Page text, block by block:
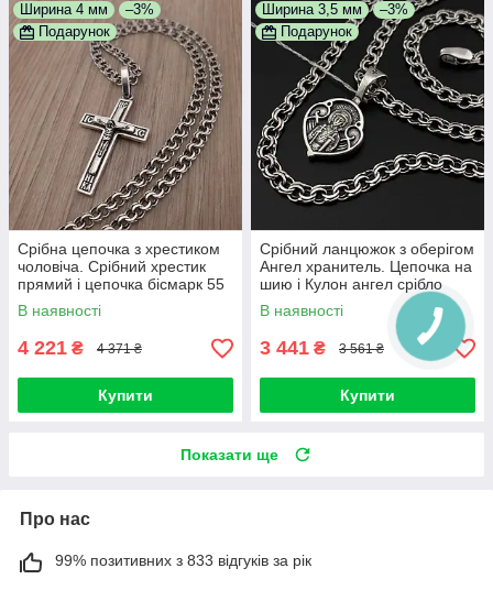
Ширина 4 мм
–3%
Подарунок
Срібна цепочка з хрестиком
чоловіча. Срібний хрестик
прямий і цепочка бісмарк 55
см
В наявності
4 221 ₴ 4 371 ₴
Купити
Ширина 3,5 мм
–3%
Подарунок
Срібний ланцюжок з оберігом
Ангел хранитель. Цепочка на
шию і Кулон ангел срібло
В наявності
3 441 ₴ 3 561 ₴
Купити
Показати ще
Про нас
99% позитивних з 833 відгуків за рік